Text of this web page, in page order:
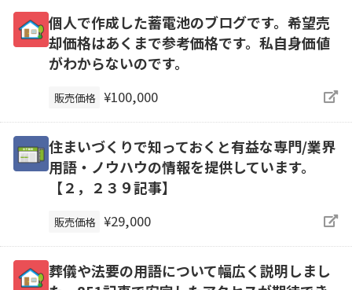
個人で作成した蓄電池のブログです。希望売
却価格はあくまで参考価格です。私自身価値
がわからないのです。
販売価格 ¥100,000
住まいづくりで知っておくと有益な専門/業界
用語・ノウハウの情報を提供しています。
【２，２３９記事】
販売価格 ¥29,000
葬儀や法要の用語について幅広く説明しまし